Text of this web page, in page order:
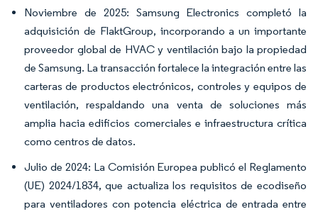
Noviembre de 2025: Samsung Electronics completó la
adquisición de FlaktGroup, incorporando a un importante
proveedor global de HVAC y ventilación bajo la propiedad
de Samsung. La transacción fortalece la integración entre las
carteras de productos electrónicos, controles y equipos de
ventilación, respaldando una venta de soluciones más
amplia hacia edificios comerciales e infraestructura crítica
como centros de datos.
Julio de 2024: La Comisión Europea publicó el Reglamento
(UE) 2024/1834, que actualiza los requisitos de ecodiseño
para ventiladores con potencia eléctrica de entrada entre